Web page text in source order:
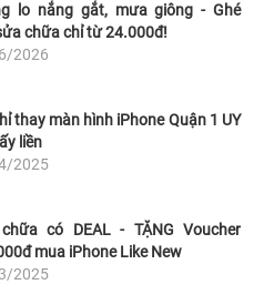
lo nắng gắt, mưa giông - Ghé
chữa chỉ từ 24.000đ!
2026
thay màn hình iPhone Quận 1 UY
liền
2025
có DEAL - TẶNG Voucher
mua iPhone Like New
2025